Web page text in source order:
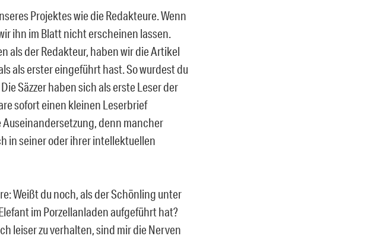
Projektes wie die Redakteure. Wenn
ihn im Blatt nicht erscheinen lassen.
als der Redakteur, haben wir die Artikel
als erster eingeführt hast. So wurdest du
Säzzer haben sich als erste Leser der
sofort einen kleinen Leserbrief
denn mancher
in seiner oder ihrer intellektuellen
Weißt du noch, als der Schönling unter
im Porzellanladen aufgeführt hat?
leiser zu verhalten, sind mir die Nerven